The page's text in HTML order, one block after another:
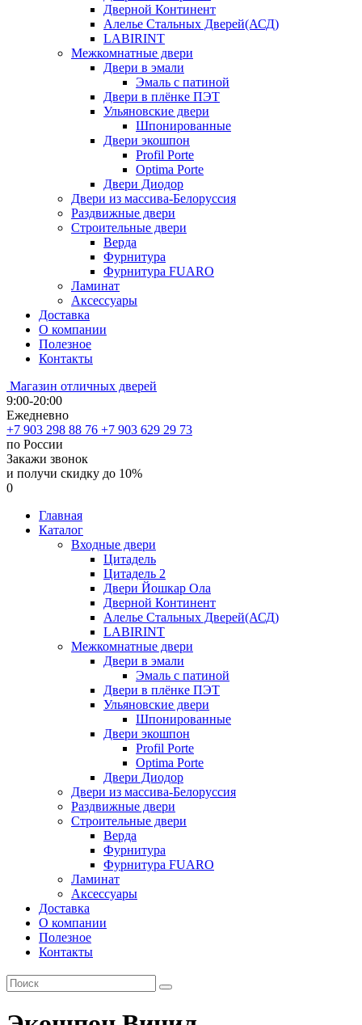
Дверной Континент
Алелье Стальных Дверей(АСД)
LABIRINT
Межкомнатные двери
Двери в эмали
Эмаль с патиной
Двери в плёнке ПЭТ
Ульяновские двери
Шпонированные
Двери экошпон
Profil Porte
Optima Porte
Двери Диодор
Двери из массива-Белоруссия
Раздвижные двери
Строительные двери
Верда
Фурнитура
Фурнитура FUARO
Ламинат
Аксессуары
Доставка
О компании
Полезное
Контакты
Магазин отличных дверей
9:00-20:00
Ежедневно
+7 903 298 88 76 +7 903 629 29 73
по России
Закажи звонок
и получи скидку до 10%
0
Главная
Каталог
Входные двери
Цитадель
Цитадель 2
Двери Йошкар Ола
Дверной Континент
Алелье Стальных Дверей(АСД)
LABIRINT
Межкомнатные двери
Двери в эмали
Эмаль с патиной
Двери в плёнке ПЭТ
Ульяновские двери
Шпонированные
Двери экошпон
Profil Porte
Optima Porte
Двери Диодор
Двери из массива-Белоруссия
Раздвижные двери
Строительные двери
Верда
Фурнитура
Фурнитура FUARO
Ламинат
Аксессуары
Доставка
О компании
Полезное
Контакты